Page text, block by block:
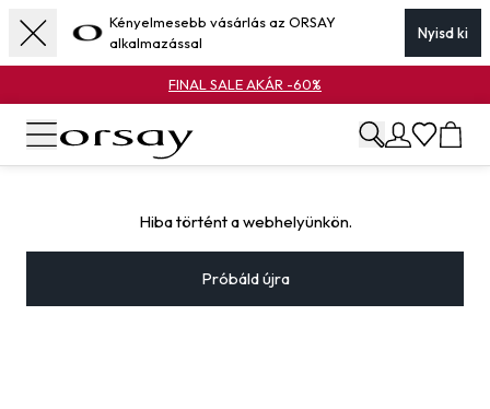
Kényelmesebb vásárlás az ORSAY
alkalmazással
Nyisd ki
FINAL SALE AKÁR -60%
Hiba történt a webhelyünkön.
Próbáld újra